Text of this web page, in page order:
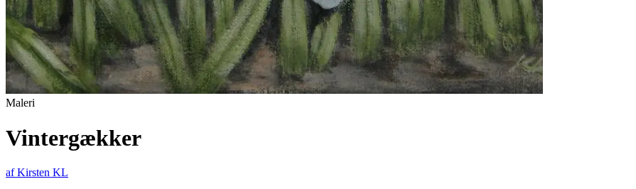
Maleri
Vintergækker
afKirsten KL